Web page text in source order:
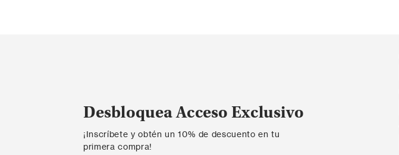
Desbloquea Acceso Exclusivo
¡Inscríbete y obtén un 10% de descuento en tu
primera compra!